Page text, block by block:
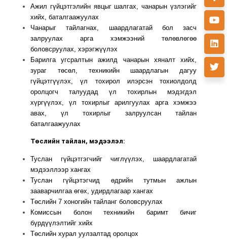
Ажил гүйцэтгэлийн явцыг шалгах, чанарын үзлэгийг
хийх, баталгаажуулах
Чанарыг тайлагнах, шаардлагатай бол засч
залруулах арга хэмжээний төлөвлөгөө
боловсруулах, хэрэгжүүлэх
Барилга угсралтын ажилд чанарын хяналт хийх,
зураг төсөл, техникийн шаардлагын дагуу
гүйцэтгүүлэх, үл тохирол илэрсэн тохиолдолд
оролцогч талуудад үл тохирлын мэдэгдэл
хүргүүлэх, үл тохирлыг арилгуулах арга хэмжээ
авах, үл тохирлыг залруулсан тайлан
баталгаажуулах
Төслийн тайлан, мэдээлэл:
Туслан гүйцэтгэгчийг чиглүүлэх, шаардлагатай
мэдээллээр хангах
Туслан гүйцэтэгчид өдрийн тутмын ажлын
зааварчилгаа өгөх, удирдлагаар хангах
Төслийн 7 хоногийн тайланг боловсруулах
Комиссын болон техникийн баримт бичиг
бүрдүүлэлтийг хийх
Төслийн хурал уулзалтад оролцох